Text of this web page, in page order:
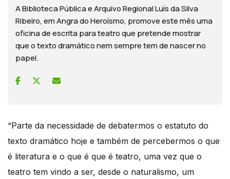
A Biblioteca Pública e Arquivo Regional Luís da Silva
Ribeiro, em Angra do Heroísmo, promove este mês uma
oficina de escrita para teatro que pretende mostrar
que o texto dramático nem sempre tem de nascer no
papel.
“Parte da necessidade de debatermos o estatuto do
texto dramático hoje e também de percebermos o que
é literatura e o que é que é teatro, uma vez que o
teatro tem vindo a ser, desde o naturalismo, um